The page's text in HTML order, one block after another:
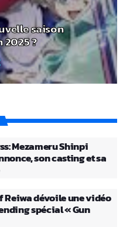
saison
2025 ?
Mezameru Shinpi
son casting et sa
Reiwa dévoile une vidéo
spécial « Gun